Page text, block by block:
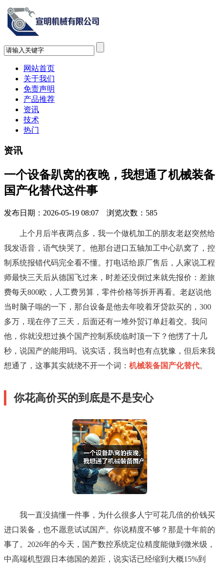
网站首页
关于我们
免责声明
产品推荐
资讯
技术
热门
资讯
一个设备趴窝的夜晚，我想通了机械装备
国产化替代这件事
发布日期：2026-05-19 08:07 浏览次数： 585
上个月后半夜两点多，我一个做机加工的朋友老赵突然给
我发语音，语气快哭了。他那台进口五轴加工中心趴窝了，控
制系统报错代码完全看不懂。打电话给原厂售后，人家说工程
师最快三天后从德国飞过来，时差还没倒过来就先报价：差旅
费每天800欧，人工费另算，零件价格等拆开再看。老赵说他
当时脑子嗡的一下，那台设备是他去年咬着牙贷款买的，300
多万，现在停了三天，后面还有一堆外贸订单赶着交。我问
他，你就没想过换个国产控制系统临时顶一下？他愣了十几
秒，说国产的能用吗。说实话，我当时也有点犹豫，但后来我
想通了，这事其实就绕不开一个词： 机械装备国产化替代。
你花高价买的到底是不是安心
我一直没搞懂一件事，为什么很多人宁可花几倍的价钱买
进口装备，也不愿意试试国产。你说精度不够？那是十年前的
事了。2026年的今天，国产数控系统定位精度能做到微米级，
中高端机型跟日本德国的差距，说实话已经缩到大概15%到